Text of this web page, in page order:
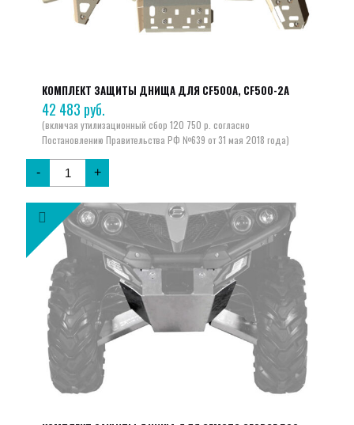
КОМПЛЕКТ ЗАЩИТЫ ДНИЩА ДЛЯ CF500A, CF500-2A
42 483 руб.
- +